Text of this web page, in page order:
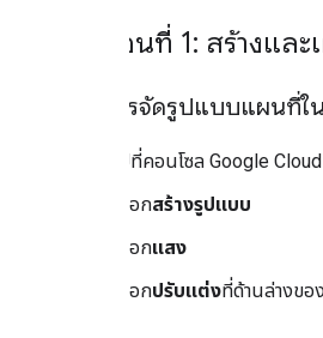
ขั้นตอนที่ 1: สร้างแ
เปิดการจัดรูปแบบแผนที่ใ
ไปที่คอนโซล Google
เลือกสร้างรูปแบบ
เลือกแสง
เลือกปรับแต่งที่ด้านล่างขอ